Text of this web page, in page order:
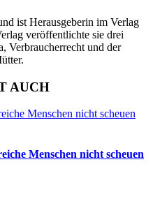
ist Herausgeberin im Verlag
veröffentlichte sie drei
Verbraucherrecht und der
AUCH
Menschen nicht scheuen